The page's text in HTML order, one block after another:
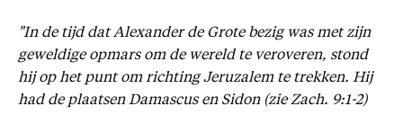
"In de tijd dat Alexander de Grote bezig was met zijn
geweldige opmars om de wereld te veroveren, stond
hij op het punt om richting Jeruzalem te trekken. Hij
had de plaatsen Damascus en Sidon (zie Zach. 9:1-2)